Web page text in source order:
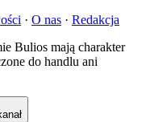
· O nas · Redakcja
Bulios mają charakter
do handlu ani